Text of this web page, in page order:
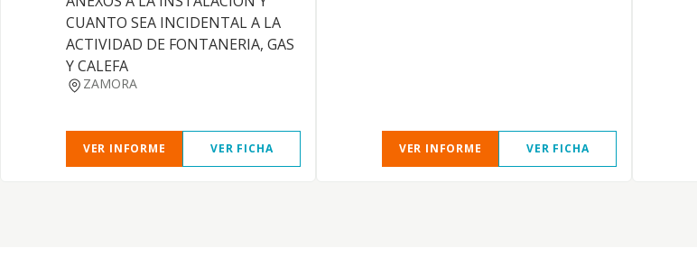
CUANTO SEA INCIDENTAL A LA
ACTIVIDAD DE FONTANERIA, GAS
Y CALEFA
ZAMORA
VER INFORME VER FICHA VER INFORME VER FICHA